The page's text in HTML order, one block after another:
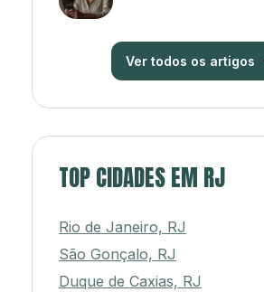
Ver todos os artigos
TOP CIDADES EM RJ
Rio de Janeiro, RJ
São Gonçalo, RJ
Duque de Caxias, RJ